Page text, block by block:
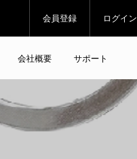
会員登録 ログイン
会社概要 サポート